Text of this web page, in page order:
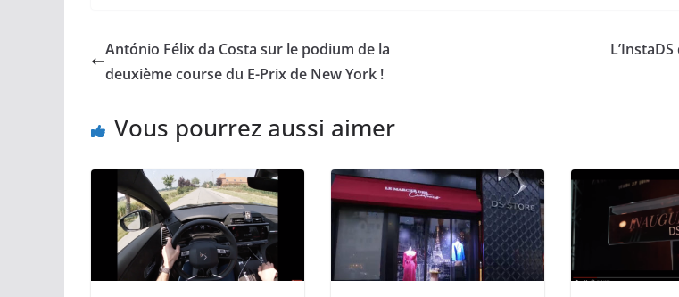
António Félix da Costa sur le podium de la
deuxième course du E-Prix de New York !
Vous pourrez aussi aimer